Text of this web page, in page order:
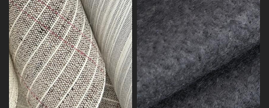
ン
チ
フ
ェ
ル
ト
チ
ェ
ス
フ
ェ
ル
ト
ス
リ
ー
ブ
ヘ